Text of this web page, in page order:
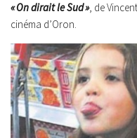
« On dirait le Sud », de
cinéma d’Oron.